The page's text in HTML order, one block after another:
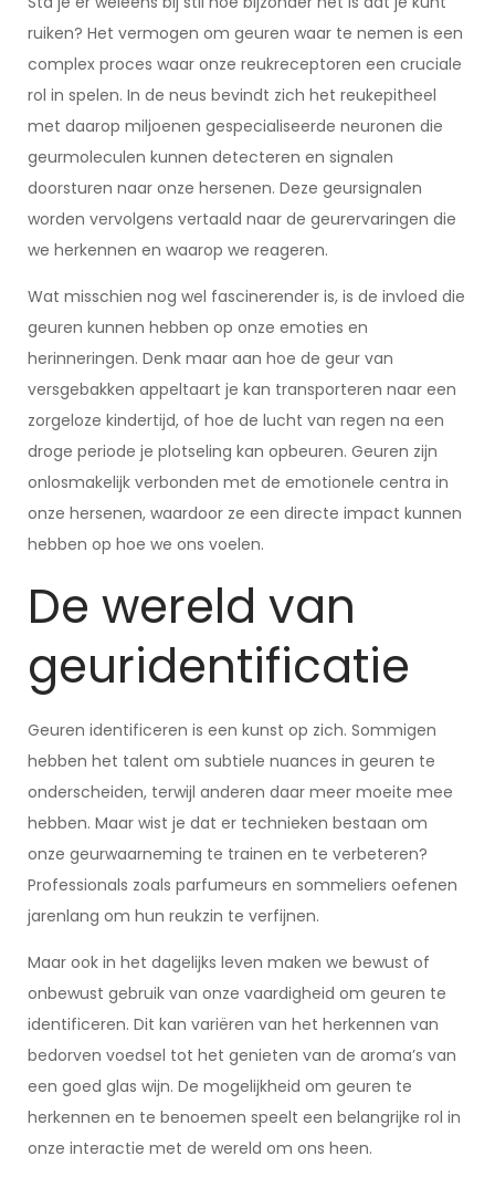
ruiken? Het vermogen om geuren waar te nemen is een
complex proces waar onze reukreceptoren een cruciale
rol in spelen. In de neus bevindt zich het reukepitheel
met daarop miljoenen gespecialiseerde neuronen die
geurmoleculen kunnen detecteren en signalen
doorsturen naar onze hersenen. Deze geursignalen
worden vervolgens vertaald naar de geurervaringen die
we herkennen en waarop we reageren.
Wat misschien nog wel fascinerender is, is de invloed die
geuren kunnen hebben op onze emoties en
herinneringen. Denk maar aan hoe de geur van
versgebakken appeltaart je kan transporteren naar een
zorgeloze kindertijd, of hoe de lucht van regen na een
droge periode je plotseling kan opbeuren. Geuren zijn
onlosmakelijk verbonden met de emotionele centra in
onze hersenen, waardoor ze een directe impact kunnen
hebben op hoe we ons voelen.
De wereld van
geuridentificatie
Geuren identificeren is een kunst op zich. Sommigen
hebben het talent om subtiele nuances in geuren te
onderscheiden, terwijl anderen daar meer moeite mee
hebben. Maar wist je dat er technieken bestaan om
onze geurwaarneming te trainen en te verbeteren?
Professionals zoals parfumeurs en sommeliers oefenen
jarenlang om hun reukzin te verfijnen.
Maar ook in het dagelijks leven maken we bewust of
onbewust gebruik van onze vaardigheid om geuren te
identificeren. Dit kan variëren van het herkennen van
bedorven voedsel tot het genieten van de aroma’s van
een goed glas wijn. De mogelijkheid om geuren te
herkennen en te benoemen speelt een belangrijke rol in
onze interactie met de wereld om ons heen.